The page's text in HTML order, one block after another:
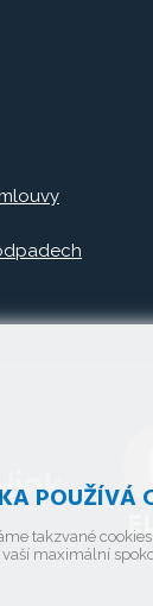
POUŽÍVÁ
takzvané
maximální